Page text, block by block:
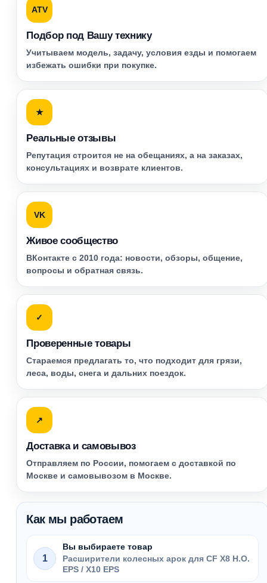
ATV
Подбор под Вашу технику
Учитываем модель, задачу, условия езды и помогаем
избежать ошибки при покупке.
★
Реальные отзывы
Репутация строится не на обещаниях, а на заказах,
консультациях и возврате клиентов.
VK
Живое сообщество
ВКонтакте с 2010 года: новости, обзоры, общение,
вопросы и обратная связь.
✓
Проверенные товары
Стараемся предлагать то, что подходит для грязи,
леса, воды, снега и дальних поездок.
↗
Доставка и самовывоз
Отправляем по России, помогаем с доставкой по
Москве и самовывозом в Москве.
Как мы работаем
1
Вы выбираете товар
Расширители колесных арок для CF X8 H.O.
EPS / X10 EPS